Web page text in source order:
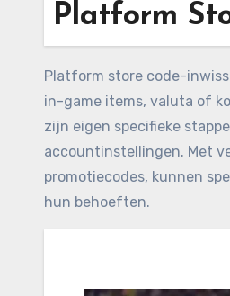
Platform
Platform store code-
in-game items, valuta of
zijn eigen specifieke
accountinstellingen. Met
promotiecodes, kunnen
hun behoeften.